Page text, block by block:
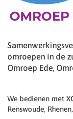
omroepen in de
Omroep Ede,
We bedienen met
Renswoude,